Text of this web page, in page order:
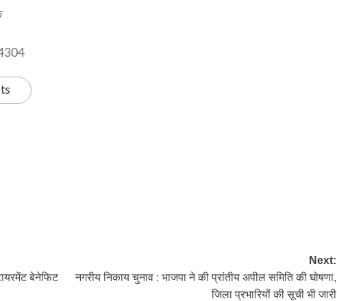
बेनेफिट
Next:
नगरीय निकाय चुनाव : भाजपा ने की प्रांतीय अपील समिति की घोषणा,
जिला प्रभारियों की सूची भी जारी